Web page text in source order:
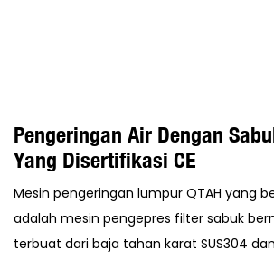
Pengeringan Air Dengan
Yang Disertifikasi CE
Mesin pengeringan lumpur QTAH yang
adalah mesin pengepres filter sabuk
terbuat dari baja tahan karat SUS304